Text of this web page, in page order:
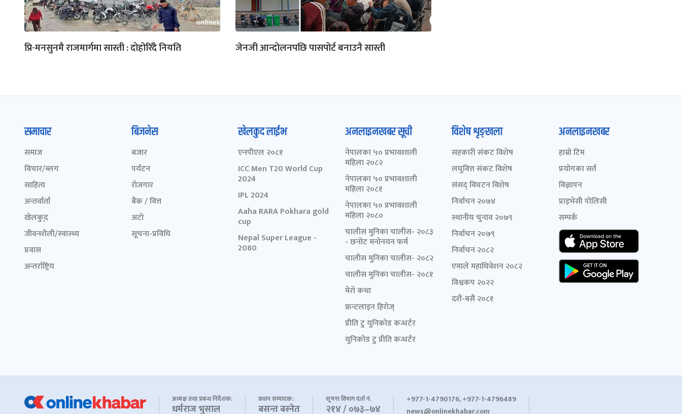
प्रि-मनसुनमै राजमार्गमा सास्ती : दोहोरिँदै नियति जेनजी आन्दोलनपछि पासपोर्ट बनाउनै सास्ती
समाचार
समाज
विचार/ब्लग
साहित्य
अन्तर्वार्ता
खेलकुद़़
जीवनशैली/स्वास्थ्य
प्रवास
अन्तर्राष्ट्रिय
बिजनेस
बजार
पर्यटन
रोजगार
बैंक / वित्त
अटो
सूचना-प्रविधि
खेलकुद लाईभ
एनपीएल २०८१
ICC Men T20 World Cup
2024
IPL 2024
Aaha RARA Pokhara gold
cup
Nepal Super League -
2080
अनलाइनखबर सूची
नेपालका ५० प्रभावशाली
महिला २०८२
नेपालका ५० प्रभावशाली
महिला २०८१
नेपालका ५० प्रभावशाली
महिला २०८०
चालीस मुनिका चालीस- २०८३
- छनोट मनोनयन फर्म
चालीस मुनिका चालीस- २०८२
चालीस मुनिका चालीस- २०८१
मेरो कथा
फ्रन्टलाइन हिरोज्
प्रीति टु युनिकोड कन्भर्टर
युनिकोड टु प्रीति कन्भर्टर
विशेष शृङ्खला
सहकारी संकट विशेष
लघुवित्त संकट विशेष
संसद् विघटन विशेष
निर्वाचन २०७४
स्थानीय चुनाव २०७९
निर्वाचन २०७९
निर्वाचन २०८२
एमाले महाधिवेशन २०८२
विश्वकप २०२२
दशैं-बसैं २०८१
अनलाइनखबर
हाम्रो टिम
प्रयोगका सर्त
विज्ञापन
प्राइभेसी पोलिसी
सम्पर्क
अध्यक्ष तथा प्रबन्ध निर्देशक:
धर्मराज भुसाल
प्रधान सम्पादक:
बसन्त बस्नेत
सूचना विभाग दर्ता नं.
२१४ / ०७३–७४
+977-1-4790176, +977-1-4796489
news@onlinekhabar.com